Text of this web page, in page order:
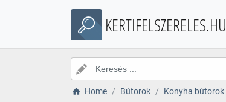
KERTIFELSZERELES.HU
Home Bútorok Konyha bútorok